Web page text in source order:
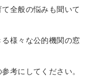
全般の悩みも聞いて
様々な公的機関の窓
考にしてください。